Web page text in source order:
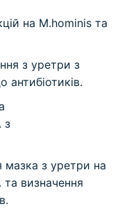
на M.hominis та
з уретри з
антибіотиків.
з
мазка з уретри на
визначення